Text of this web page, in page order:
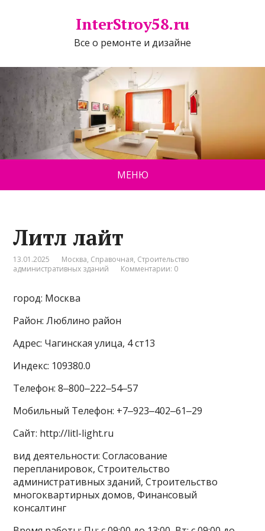
InterStroy58.ru
Все о ремонте и дизайне
МЕНЮ
Литл лайт
13.01.2025 Москва, Справочная, Строительство
административных зданий
Комментарии: 0
город: Москва
Район: Люблино район
Адрес: Чагинская улица, 4 ст13
Индекс: 109380.0
Телефон: 8‒800‒222‒54‒57
Мобильный Телефон: +7‒923‒402‒61‒29
Сайт: http://litl-light.ru
вид деятельности: Согласование
перепланировок, Строительство
административных зданий, Строительство
многоквартирных домов, Финансовый
консалтинг